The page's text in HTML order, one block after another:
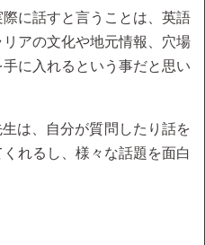
に話すと言うことは、英語
アの文化や地元情報、穴場
に入れるという事だと思い
は、自分が質問したり話を
れるし、様々な話題を面白